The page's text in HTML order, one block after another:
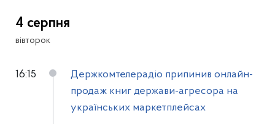
4 серпня
вівторок
16:15
Держкомтелерадіо припинив онлайн-
продаж книг держави-агресора на
українських маркетплейсах